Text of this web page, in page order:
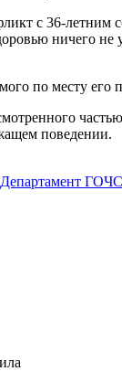
с 36-летним
ничего
по месту его
поведении.
Департамент